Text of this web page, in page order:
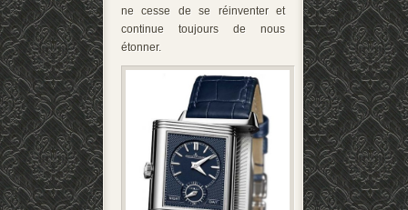
ne cesse de se réinventer et
continue toujours de nous
étonner.